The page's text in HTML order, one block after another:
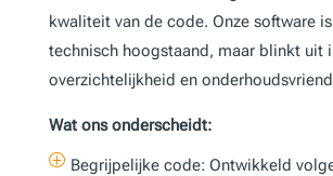
kwaliteit van de code. Onze software
technisch hoogstaand, maar blinkt uit
overzichtelijkheid en
Wat ons onderscheidt:
P Begrijpelijke code: Ontwikkeld